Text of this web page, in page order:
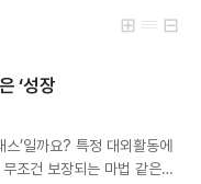
⊞ 𝄘 ⊟
‘성장
’일까요? 특정 대외활동에
조건 보장되는 마법 같은